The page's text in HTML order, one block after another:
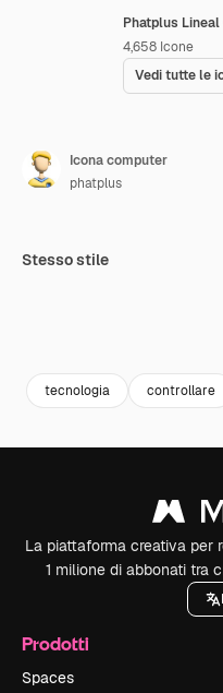
Phatplus
4,658 Icone
Vedi tutte le
Icona computer
phatplus
Stesso stile
tecnologia controllare
La piattaforma creativa per
1 milione di abbonati tra
Prodotti
Spaces